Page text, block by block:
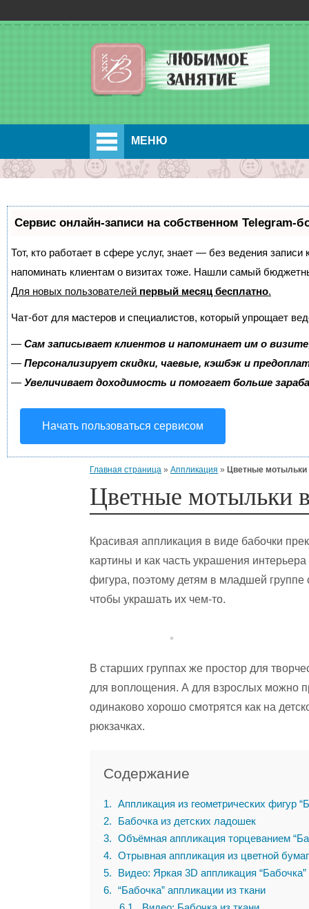
МЕНЮ
Сервис онлайн-записи на собственном Telegram-
Тот, кто работает в сфере услуг, знает — без ведения
напоминать клиентам о визитах тоже. Нашли самый
Для новых пользователей первый месяц бесплатно.
Чат-бот для мастеров и специалистов, который упрощает
— Сам записывает клиентов и напоминает им о
— Персонализирует скидки, чаевые, кэшбэк и
— Увеличивает доходимость и помогает больше
Начать пользоваться сервисом
Главная страница » Аппликация » Цветные мотыльки
Цветные мотыльки
Красивая аппликация в виде бабочки
картины и как часть украшения
фигура, поэтому детям в младшей
чтобы украшать их чем-то.
В старших группах же простор для
для воплощения. А для взрослых можно
одинаково хорошо смотрятся как на
рюкзачках.
Содержание
1
Аппликация из геометрических фигур
2
Бабочка из детских ладошек
3
Объёмная аппликация торцеванием
4
Отрывная аппликация из цветной
5
Видео: Яркая 3D аппликация “Бабочка”
6
“Бабочка” аппликации из ткани